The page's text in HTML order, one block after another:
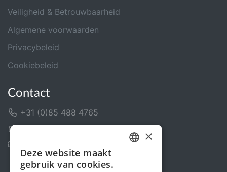
Veiligheid & Betrouwbaarheid
Algemene voorwaarden
Privacybeleid
Cookiebeleid
Contact
+31 (0)85 488 4765
×
Deze website maakt
gebruik van cookies.